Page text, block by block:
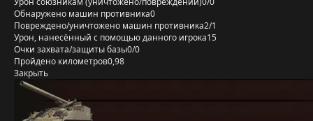
Обнаружено машин противника0
Повреждено/уничтожено машин противника2/1
Урон, нанесённый с помощью данного игрока15
Очки захвата/защиты базы0/0
Пройдено километров0,98
Закрыть